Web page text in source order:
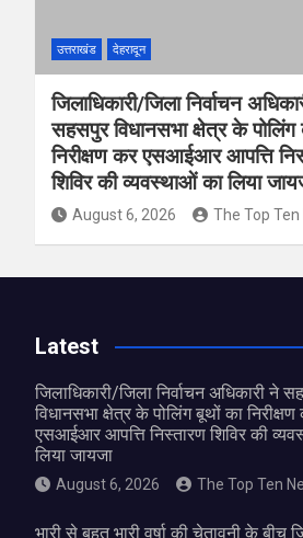
उत्तराखंड देहरादून
जिलाधिकारी/जिला निर्वाचन
सहसपुर विधानसभा क्षेत्र के पोलिंग
निरीक्षण कर एसआईआर आपत्ति
शिविर की व्यवस्थाओं का लिया
August 6, 2026 The Top Ten
Latest
जिलाधिकारी/जिला निर्वाचन अधिकारी ने
विधानसभा क्षेत्र के पोलिंग बूथों का
एसआईआर आपत्ति निस्तारण शिविर की
लिया जायजा
August 6, 2026 The Top Ten
भारी से बहुत भारी वर्षा की चेतावनी के बीच